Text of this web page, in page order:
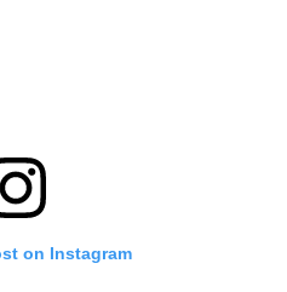
on Instagram